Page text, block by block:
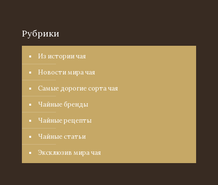
Рубрики
Из истории чая
Новости мира чая
Самые дорогие сорта чая
Чайные бренды
Чайные рецепты
Чайные статьи
Эксклюзив мира чая